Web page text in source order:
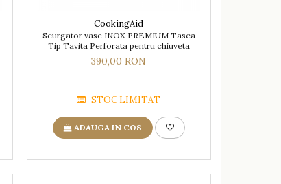
CookingAid
Scurgator vase INOX PREMIUM Tasca
Tip Tavita Perforata pentru chiuveta
390,00 RON
STOC LIMITAT
ADAUGA IN COS